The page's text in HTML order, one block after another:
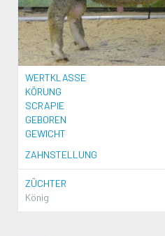
WERTKLASSE
KÖRUNG
SCRAPIE
GEBOREN
GEWICHT
ZAHNSTELLUNG
ZÜCHTER
König